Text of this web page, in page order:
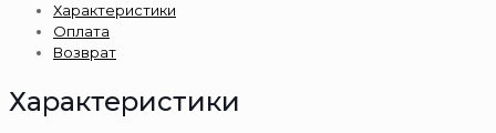
золота
пробы
Характеристики
Оплата
Возврат
Характеристики